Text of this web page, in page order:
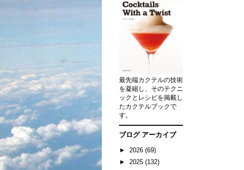
最先端カクテルの技術
を凝縮し、そのテクニ
ックとレシピを掲載し
たカクテルブックで
す。
ブログ アーカイブ
► 2026 (69)
► 2025 (132)